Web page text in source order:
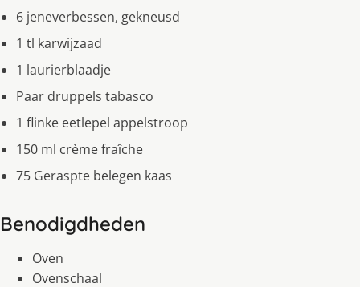
6 jeneverbessen, gekneusd
1 tl karwijzaad
1 laurierblaadje
Paar druppels tabasco
1 flinke eetlepel appelstroop
150 ml crème fraîche
75 Geraspte belegen kaas
Benodigdheden
Oven
Ovenschaal